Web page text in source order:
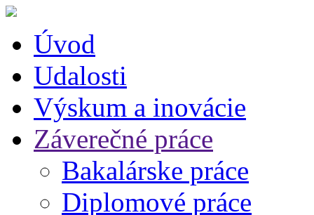
Úvod
Udalosti
Výskum a inovácie
Záverečné práce
Bakalárske práce
Diplomové práce